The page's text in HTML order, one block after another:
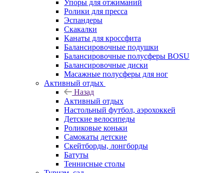
Упоры для отжиманий
Ролики для пресса
Эспандеры
Скакалки
Канаты для кроссфита
Балансировочные подушки
Балансировочные полусферы BOSU
Балансировочные диски
Масажные полусферы для ног
Активный отдых
Назад
Активный отдых
Настольный футбол, аэрохоккей
Детские велосипеды
Роликовые коньки
Самокаты детские
Скейтборды, лонгборды
Батуты
Теннисные столы